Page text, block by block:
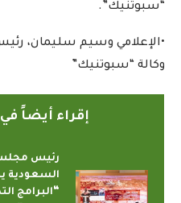
“سبوتنيك”
.
•الإعلامي وسيم سليمان،
وكالة “سبوتنيك”
إقراء أيضاً
رئيس مجلس
السعودية
“البرامج